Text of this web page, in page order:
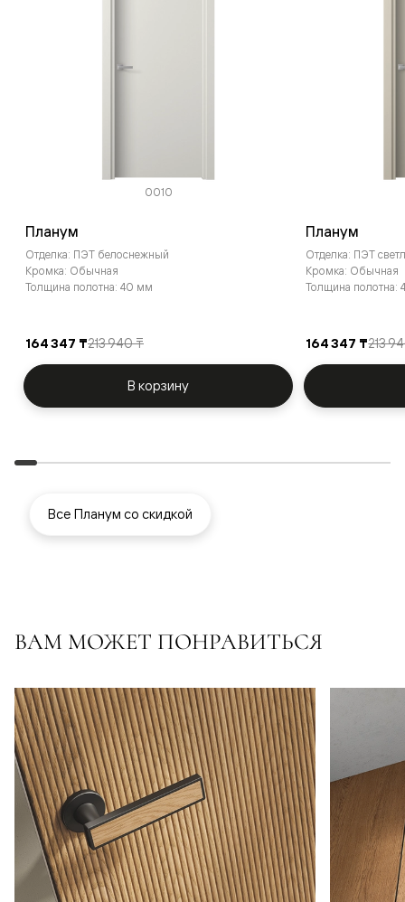
0010
Планум
Отделка: ПЭТ белоснежный
Кромка: Обычная
Толщина полотна: 40 мм
164 347 ₸213 940 ₸
В корзину
Планум
Отделка: ПЭТ
Кромка: Обычная
Толщина полотна:
164 347 ₸213
Все Планум со скидкой
ВАМ МОЖЕТ ПОНРАВИТЬСЯ